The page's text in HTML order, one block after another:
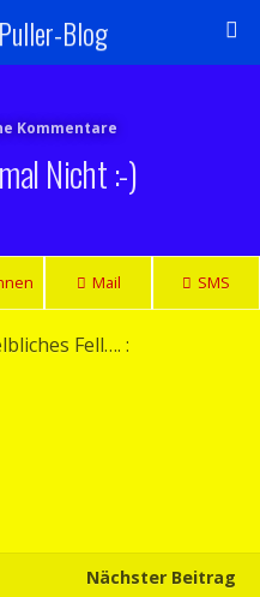
Blog
Kommentare
Nicht :-)
Mail SMS
Fell…. :
Nächster Beitrag